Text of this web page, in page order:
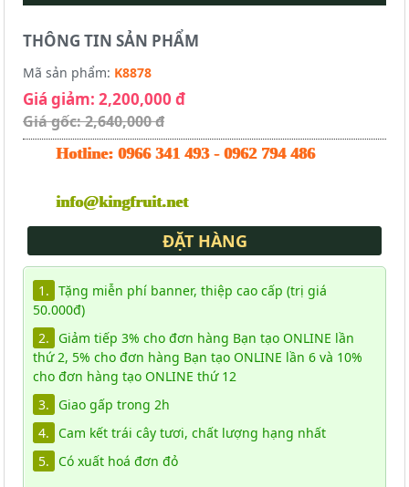
THÔNG TIN SẢN PHẨM
Mã sản phẩm: K8878
Giá giảm: 2,200,000 đ
Giá gốc: 2,640,000 đ
Hotline: 0966 341 493 - 0962 794 486
info@kingfruit.net
ĐẶT HÀNG
1. Tặng miễn phí banner, thiệp cao cấp (trị giá
50.000đ)
2.
Giảm tiếp 3% cho đơn hàng Bạn tạo ONLINE lần
thứ 2, 5% cho đơn hàng Bạn tạo ONLINE lần 6 và 10%
cho đơn hàng tạo ONLINE thứ 12
3.
Giao gấp trong 2h
4.
Cam kết trái cây tươi, chất lượng hạng nhất
5.
Có xuất hoá đơn đỏ